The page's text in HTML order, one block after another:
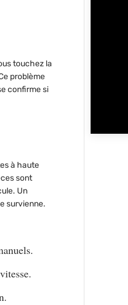
touchez la
problème
confirme si
à haute
sont
Un
survienne.